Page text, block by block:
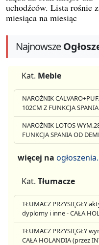
uchodźców. Lista rośnie z
miesiąca na miesiąc
Najnowsze
Kat. Meble
NAROŻNIK
102CM Z FUNKCJA
NAROŻNIK LOTOS
FUNKCJA SPANIA OD
więcej na
Kat. Tłumacze
TŁUMACZ PRZYSIĘGŁY
dyplomy i inne - CAŁA
TŁUMACZ PRZYSIĘGŁY
CAŁA HOLANDIA (przez